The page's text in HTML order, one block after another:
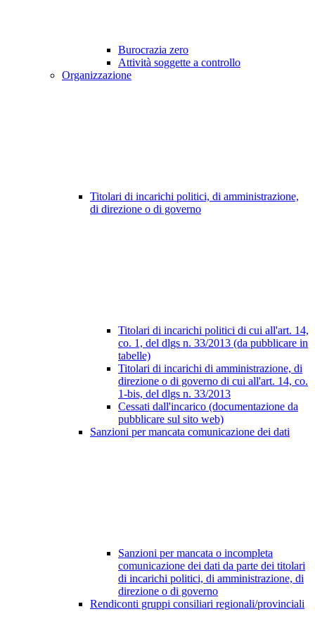
Burocrazia zero
Attività soggette a controllo
Organizzazione
Titolari di incarichi politici, di amministrazione,
di direzione o di governo
Titolari di incarichi politici di cui all'art. 14,
co. 1, del dlgs n. 33/2013 (da pubblicare in
tabelle)
Titolari di incarichi di amministrazione, di
direzione o di governo di cui all'art. 14, co.
1-bis, del dlgs n. 33/2013
Cessati dall'incarico (documentazione da
pubblicare sul sito web)
Sanzioni per mancata comunicazione dei dati
Sanzioni per mancata o incompleta
comunicazione dei dati da parte dei titolari
di incarichi politici, di amministrazione, di
direzione o di governo
Rendiconti gruppi consiliari regionali/provinciali